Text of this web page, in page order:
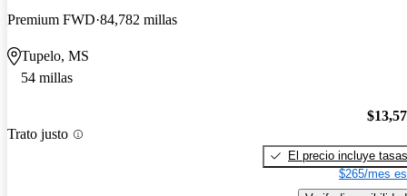
Premium FWD 84,782 millas
Tupelo, MS
54 millas
Trato justo
El precio incluye tasas
$265/mes